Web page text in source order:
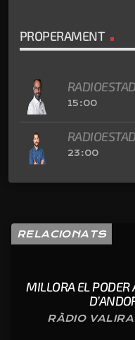
PROPERAMENT
15:00
23:00
RELACIONATS
MILLORA EL PODER
RÀDIO